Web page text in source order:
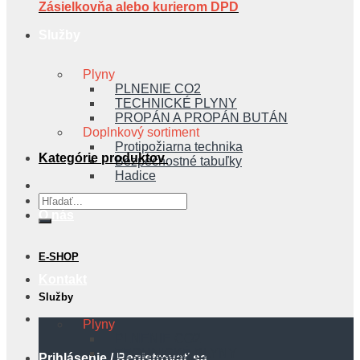
Plyny
PLNENIE CO2
TECHNICKÉ PLYNY
PROPÁN A PROPÁN BUTÁN
Doplnkový sortiment
Protipožiarna technika
Bezpečnostné tabuľky
Hadice
Zásielkovňa alebo kurierom DPD
Kategórie produktov
Hľadať:
E-SHOP
Služby
Plyny
TECHNICKÉ PLYNY